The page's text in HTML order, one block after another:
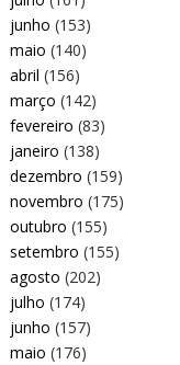
junho (153)
maio (140)
abril (156)
março (142)
fevereiro (83)
janeiro (138)
dezembro (159)
novembro (175)
outubro (155)
setembro (155)
agosto (202)
julho (174)
junho (157)
maio (176)